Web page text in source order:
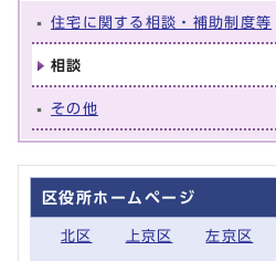
住宅に関する相談・補助制度等
相談
その他
区役所ホームページ
北区 上京区 左京区